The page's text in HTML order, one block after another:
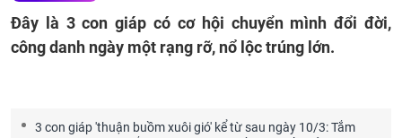
Đây là 3 con giáp có cơ hội chuyển mình đổi đời,
công danh ngày một rạng rỡ, nổ lộc trúng lớn.
3 con giáp 'thuận buồm xuôi gió' kể từ sau ngày 10/3: Tắm